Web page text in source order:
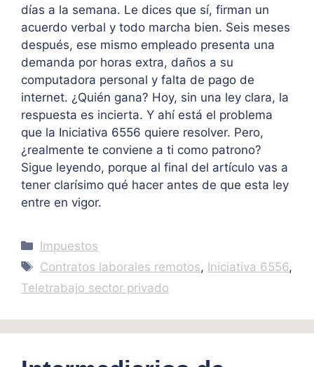
días a la semana. Le dices que sí, firman un
acuerdo verbal y todo marcha bien. Seis meses
después, ese mismo empleado presenta una
demanda por horas extra, daños a su
computadora personal y falta de pago de
internet. ¿Quién gana? Hoy, sin una ley clara, la
respuesta es incierta. Y ahí está el problema
que la Iniciativa 6556 quiere resolver. Pero,
¿realmente te conviene a ti como patrono?
Sigue leyendo, porque al final del artículo vas a
tener clarísimo qué hacer antes de que esta ley
entre en vigor.
Categories
Impuestos
Tags
Contratos laborales remotos, Iniciativa 6556,
Teletrabajo sector privado